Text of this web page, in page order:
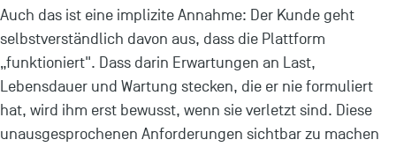
Auch das ist eine implizite Annahme: Der Kunde geht
selbstverständlich davon aus, dass die Plattform
„funktioniert". Dass darin Erwartungen an Last,
Lebensdauer und Wartung stecken, die er nie formuliert
hat, wird ihm erst bewusst, wenn sie verletzt sind. Diese
unausgesprochenen Anforderungen sichtbar zu machen